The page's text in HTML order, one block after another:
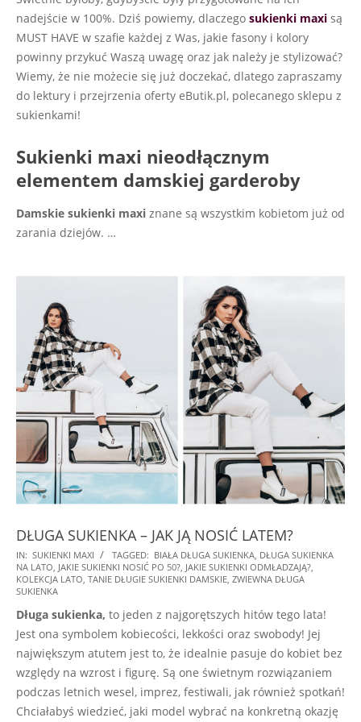
nadejście w 100%. Dziś powiemy, dlaczego sukienki maxi są
MUST HAVE w szafie każdej z Was, jakie fasony i kolory
powinny przykuć Waszą uwagę oraz jak należy je stylizować?
Wiemy, że nie możecie się już doczekać, dlatego zapraszamy
do lektury i przejrzenia oferty eButik.pl, polecanego sklepu z
sukienkami!
Sukienki maxi nieodłącznym
elementem damskiej garderoby
Damskie sukienki maxi znane są wszystkim kobietom już od
zarania dziejów. …
DŁUGA SUKIENKA – JAK JĄ NOSIĆ LATEM?
2025-
08-
08
IN: SUKIENKI MAXI TAGGED: BIAŁA DŁUGA SUKIENKA DŁUGA SUKIENKA
NA LATO JAKIE SUKIENKI NOSIĆ PO 50? JAKIE SUKIENKI ODMŁADZAJĄ?
KOLEKCJA LATO TANIE DŁUGIE SUKIENKI DAMSKIE ZWIEWNA DŁUGA
SUKIENKA
Długa sukienka, to jeden z najgorętszych hitów tego lata!
Jest ona symbolem kobiecości, lekkości oraz swobody! Jej
największym atutem jest to, że idealnie pasuje do kobiet bez
względy na wzrost i figurę. Są one świetnym rozwiązaniem
podczas letnich wesel, imprez, festiwali, jak również spotkań!
Chciałabyś wiedzieć, jaki model wybrać na konkretną okazję